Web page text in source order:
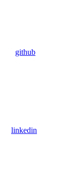
github
linkedin